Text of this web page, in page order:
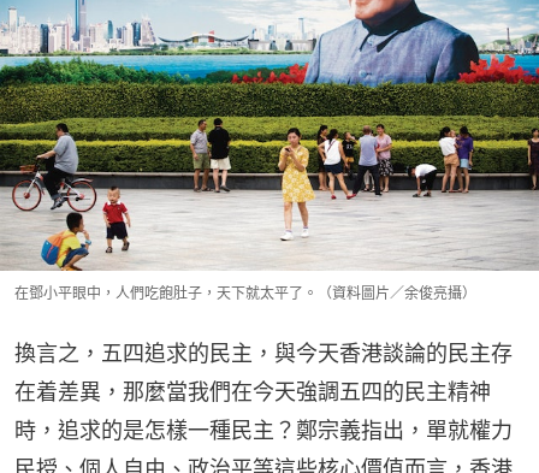
在鄧小平眼中，人們吃飽肚子，天下就太平了。（資料圖片／余俊亮攝）
換言之，五四追求的民主，與今天香港談論的民主存
在着差異，那麼當我們在今天強調五四的民主精神
時，追求的是怎樣一種民主？鄭宗義指出，單就權力